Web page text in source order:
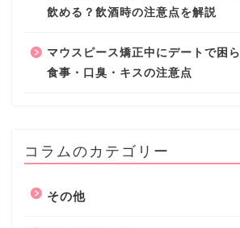
飲める？飲酒時の注意点を解説
マウスピース矯正中にデートで困
食事・口臭・キスの注意点
コラムのカテゴリー
その他